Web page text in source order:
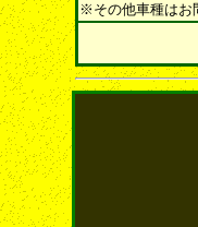
※その他車種はお